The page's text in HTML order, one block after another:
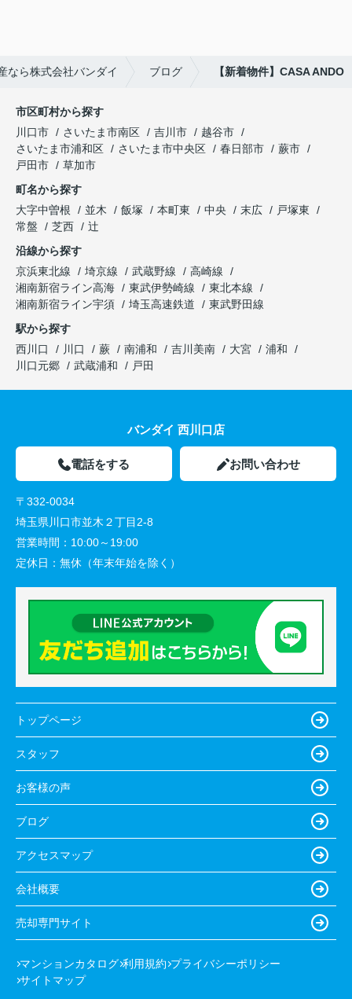
なら株式会社バンダイ ブログ 【新着物件】CASA ANDO
市区町村から探す
川口市
さいたま市南区 吉川市
越谷市
さいたま市浦和区
さいたま市中央区 春日部市
蕨市
戸田市
草加市
町名から探す
大字中曽根
並木 飯塚 本町東 中央 末広
戸塚東
常盤
芝西
辻
沿線から探す
京浜東北線
埼京線 武蔵野線
高崎線
湘南新宿ライン高海
東武伊勢崎線
東北本線
湘南新宿ライン宇須
埼玉高速鉄道
東武野田線
駅から探す
西川口
川口 蕨 南浦和 吉川美南 大宮
浦和
川口元郷
武蔵浦和 戸田
バンダイ 西川口店
電話をする お問い合わせ
〒332-0034
埼玉県川口市並木２丁目2-8
営業時間： 10:00～19:00
定休日： 無休（年末年始を除く）
トップページ
スタッフ
お客様の声
ブログ
アクセスマップ
会社概要
売却専門サイト
マンションカタログ 利用規約 プライバシーポリシー
サイトマップ